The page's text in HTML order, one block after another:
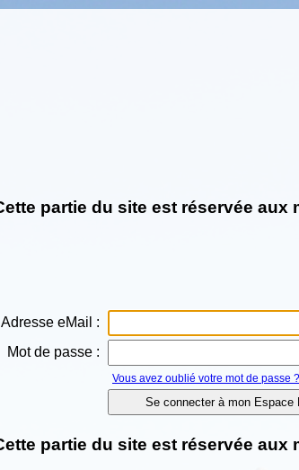
partie du site est réservée aux
Adresse eMail :
Mot de passe :
Vous avez oublié votre mot de passe ?
partie du site est réservée aux